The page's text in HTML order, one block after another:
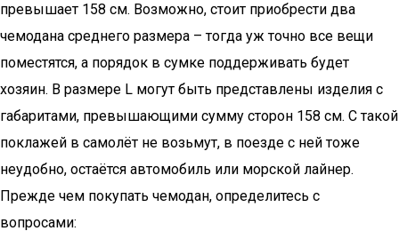
превышает 158 см. Возможно, стоит приобрести два
чемодана среднего размера – тогда уж точно все вещи
поместятся, а порядок в сумке поддерживать будет
хозяин. В размере L могут быть представлены изделия с
габаритами, превышающими сумму сторон 158 см. С такой
поклажей в самолёт не возьмут, в поезде с ней тоже
неудобно, остаётся автомобиль или морской лайнер.
Прежде чем покупать чемодан, определитесь с
вопросами: